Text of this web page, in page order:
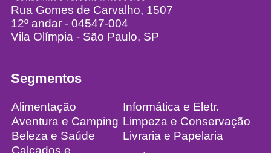
Rua Gomes de Carvalho, 1507
12º andar - 04547-004
Vila Olímpia - São Paulo, SP
Segmentos
Alimentação
Informática e Eletr.
Aventura e Camping Limpeza e Conservação
Beleza e Saúde
Livraria e Papelaria
Calçados e